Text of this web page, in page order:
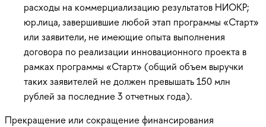
расходы на коммерциализацию результатов НИОКР;
юр.лица, завершившие любой этап программы «Старт»
или заявители, не имеющие опыта выполнения
договора по реализации инновационного проекта в
рамках программы «Старт» (общий объем выручки
таких заявителей не должен превышать 150 млн
рублей за последние 3 отчетных года).
Прекращение или сокращение финансирования